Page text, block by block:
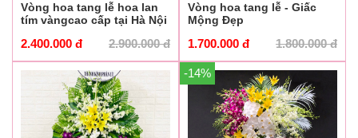
Vòng hoa tang lễ hoa lan
tím vàngcao cấp tại Hà Nội
2.900.000đ
2.400.000 đ
Vòng hoa tang lễ - Giấc
Mộng Đẹp
1.800.000đ
1.700.000 đ
-14%